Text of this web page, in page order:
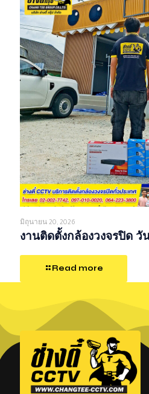
มิถุนายน 20, 2026
งานติดตั้งกล้องวงจรปิด วั
Read more